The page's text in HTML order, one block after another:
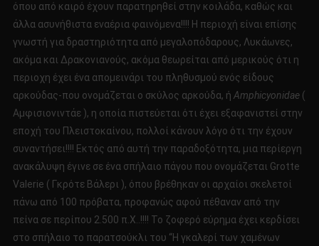
όπου από καιρό έχουν παρατηρηθεί στην κοιλάδα, καθώς και
άλλα ασυνήθιστα εναέρια φαινόμενα!!!! Η περιοχή είναι επίσης
γνωστή για δραστηριότητα από μεγαλοπόδαρους, Λυκάωνες,
ακόμα και Δρακονιανούς, ακόμα θεωρείται από μερικούς ότι η
περιοχη έχει ένα απομεινάρι του πληθυσμού ενός είδους
αρκούδας-που ονομάζεται ο σκύλος αρκούδα, ή Amphicyonidae(
Αμφισιονιντάε ), η οποία πιστεύεται ότι έχει εξαφανιστεί στην
εποχή του Πλειστοκαίνου, πολλοί κάνουν λόγο ότι την έχουν
συναντήσει!!!! Εκτός από αυτή την παραδοξότητα, μια περίεργη
ανακάλυψη έγινε σε ένα σπήλαιο πάγου που ονομάζεται Grotte
Valerie ( Γκρότε Βάλερι ), όπου βρέθηκαν οι αρχαίοι σκελετοί
πάνω από 100 πρόβατα, προφανώς αφού πέθαναν από την
πείνα σε περίπου 2.500 π.Χ..!!!! Το ζοφερό εύρημα έχει κερδίσει
στο σπήλαιο το παρατσούκλι του “Η γκαλερί των χαμένων